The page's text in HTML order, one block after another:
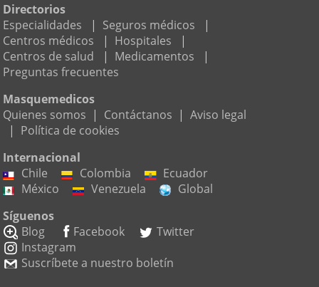
Directorios
Especialidades
| Seguros médicos
|
Centros médicos
| Hospitales
|
Centros de salud
| Medicamentos
|
Preguntas frecuentes
Masquemedicos
Quienes somos | Contáctanos | Aviso legal
| Política de cookies
Internacional
Chile
Colombia
Ecuador
México
Venezuela
Global
Síguenos
Blog
Facebook
Twitter
Instagram
Suscríbete a nuestro boletín